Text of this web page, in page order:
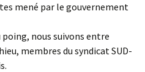
mené par le gouvernement
nous suivons entre
membres du syndicat SUD-